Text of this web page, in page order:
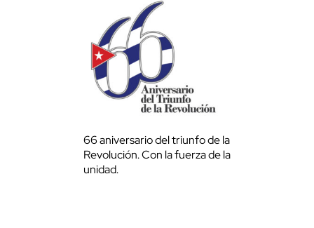
66 aniversario del triunfo de la
Revolución. Con la fuerza de la
unidad.